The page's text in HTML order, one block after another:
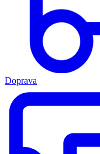
Doprava